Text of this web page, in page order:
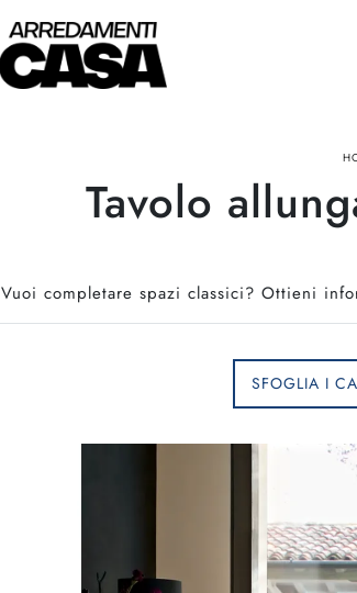
Tavolo
Vuoi completare spazi classici? Ottieni
SFOGLIA I